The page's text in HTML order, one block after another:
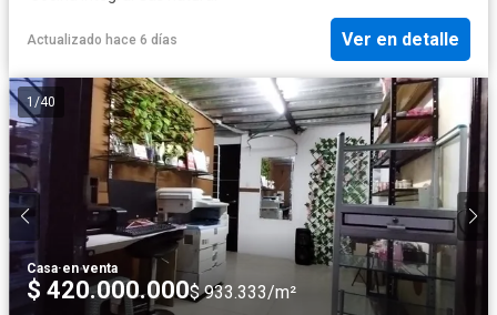
Actualizado hace 6 días Ver en detalle
1 /40
Casa·en venta
$ 420.000.000$ 933.333/m²